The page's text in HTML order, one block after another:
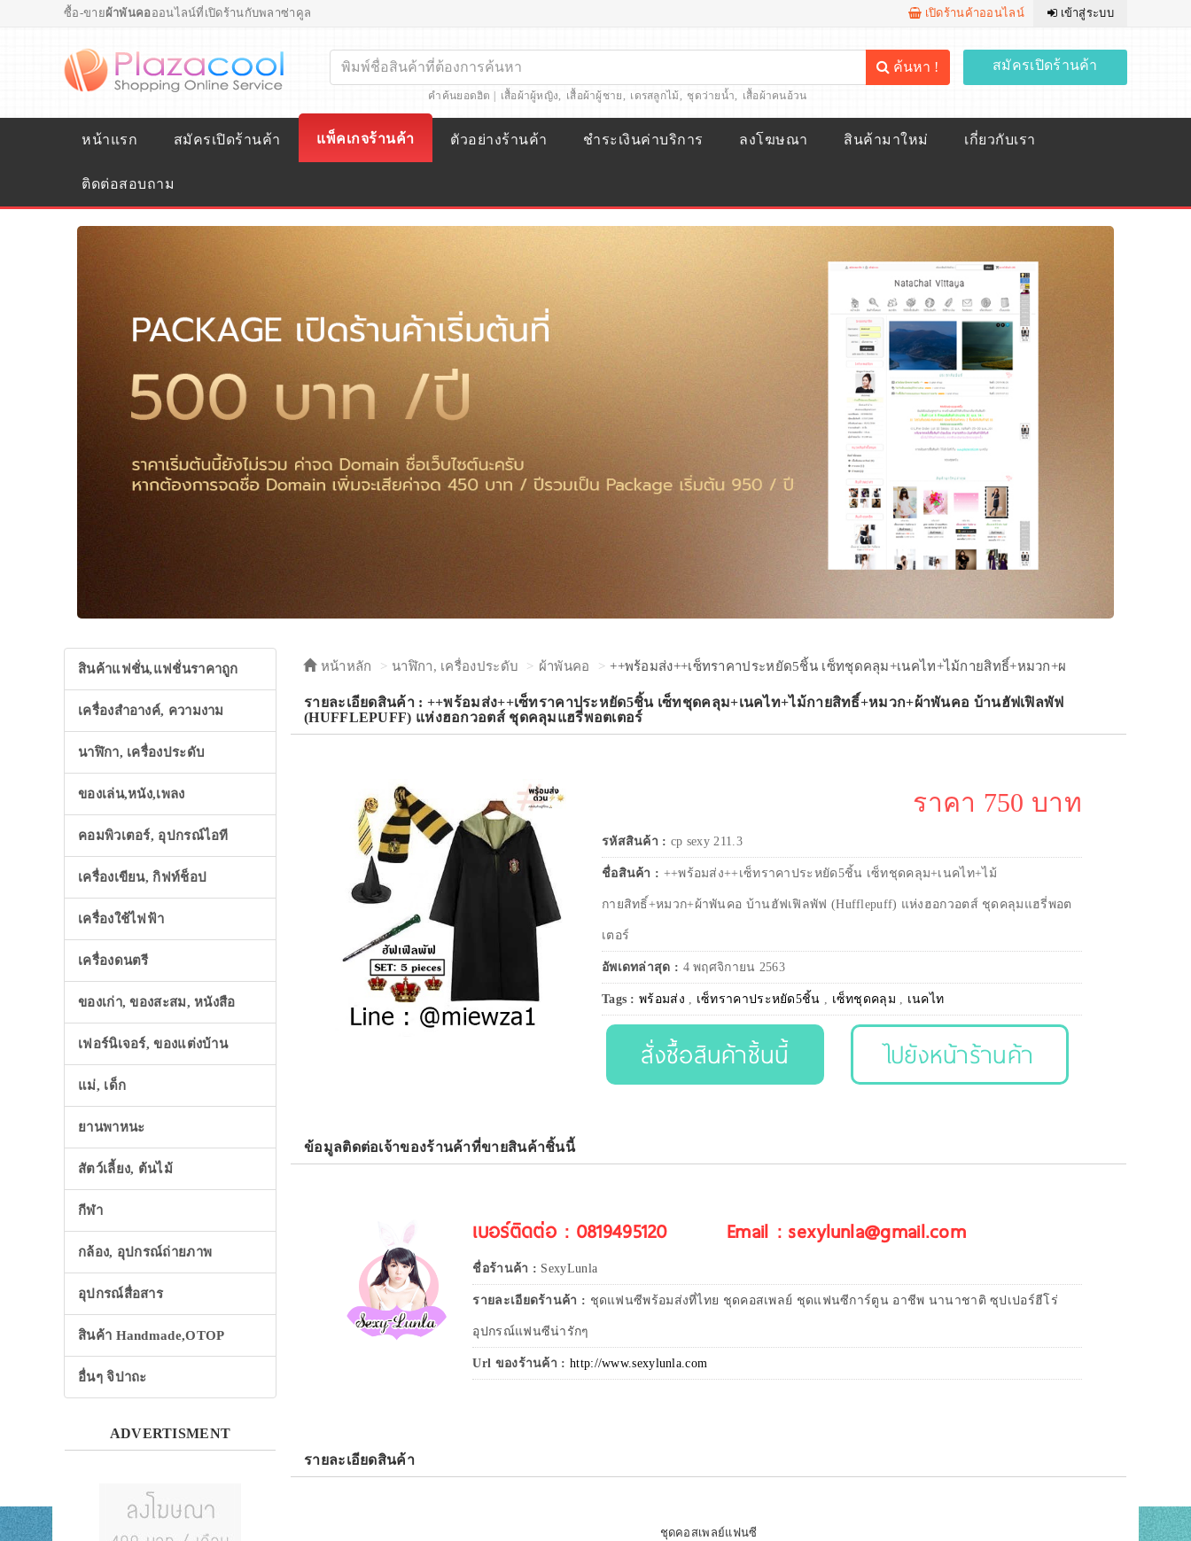
ซื้อ-ขายผ้าพันคอออนไลน์ที่เปิดร้านกับพลาซ่าคูล เปิดร้านค้าออนไลน์ เข้าสู่ระบบ
ค้นหา !
คำค้นยอดฮิต | เสื้อผ้าผู้หญิง, เสื้อผ้าผู้ชาย, เดรสลูกไม้, ชุดว่ายน้ำ, เสื้อผ้าคนอ้วน
สมัครเปิดร้านค้า
หน้าแรก สมัครเปิดร้านค้า แพ็คเกจร้านค้า ตัวอย่างร้านค้า ชำระเงินค่าบริการ ลงโฆษณา สินค้ามาใหม่ เกี่ยวกับเรา
ติดต่อสอบถาม
สินค้าแฟชั่น,แฟชั่นราคาถูก
เครื่องสำอางค์, ความงาม
นาฬิกา, เครื่องประดับ
ของเล่น,หนัง,เพลง
คอมพิวเตอร์, อุปกรณ์ไอที
เครื่องเขียน, กิฟท์ช็อป
เครื่องใช้ไฟฟ้า
เครื่องดนตรี
ของเก่า, ของสะสม, หนังสือ
เฟอร์นิเจอร์, ของแต่งบ้าน
แม่, เด็ก
ยานพาหนะ
สัตว์เลี้ยง, ต้นไม้
กีฬา
กล้อง, อุปกรณ์ถ่ายภาพ
อุปกรณ์สื่อสาร
สินค้า Handmade,OTOP
อื่นๆ จิปาถะ
ADVERTISMENT
หน้าหลัก นาฬิกา, เครื่องประดับ ผ้าพันคอ ++พร้อมส่ง++เซ็ทราคาประหยัด5ชิ้น เซ็ทชุดคลุม+เนคไท+ไม้กายสิทธิ์+หมวก+ผ
รายละเอียดสินค้า : ++พร้อมส่ง++เซ็ทราคาประหยัด5ชิ้น เซ็ทชุดคลุม+เนคไท+ไม้กายสิทธิ์+หมวก+ผ้าพันคอ บ้านฮัฟเฟิลพัฟ
(HUFFLEPUFF) แห่งฮอกวอตส์ ชุดคลุมแฮรี่พอตเตอร์
ราคา 750 บาท
รหัสสินค้า : cp sexy 211.3
ชื่อสินค้า : ++พร้อมส่ง++เซ็ทราคาประหยัด5ชิ้น เซ็ทชุดคลุม+เนคไท+ไม้
กายสิทธิ์+หมวก+ผ้าพันคอ บ้านฮัฟเฟิลพัฟ (Hufflepuff) แห่งฮอกวอตส์ ชุดคลุมแฮรี่พอต
เตอร์
อัพเดทล่าสุด : 4 พฤศจิกายน 2563
Tags :พร้อมส่ง , เซ็ทราคาประหยัด5ชิ้น , เซ็ทชุดคลุม , เนคไท
สั่งซื้อสินค้าชิ้นนี้ ไปยังหน้าร้านค้า
ข้อมูลติดต่อเจ้าของร้านค้าที่ขายสินค้าชิ้นนี้
เบอร์ติดต่อ : 0819495120 Email : sexylunla@gmail.com
ชื่อร้านค้า : SexyLunla
รายละเอียดร้านค้า : ชุดแฟนซีพร้อมส่งที่ไทย ชุดคอสเพลย์ ชุดแฟนซีการ์ตูน อาชีพ นานาชาติ ซุปเปอร์ฮีโร่
อุปกรณ์แฟนซีน่ารักๆ
Url ของร้านค้า : http://www.sexylunla.com
รายละเอียดสินค้า
ชุดคอสเพลย์แฟนซี